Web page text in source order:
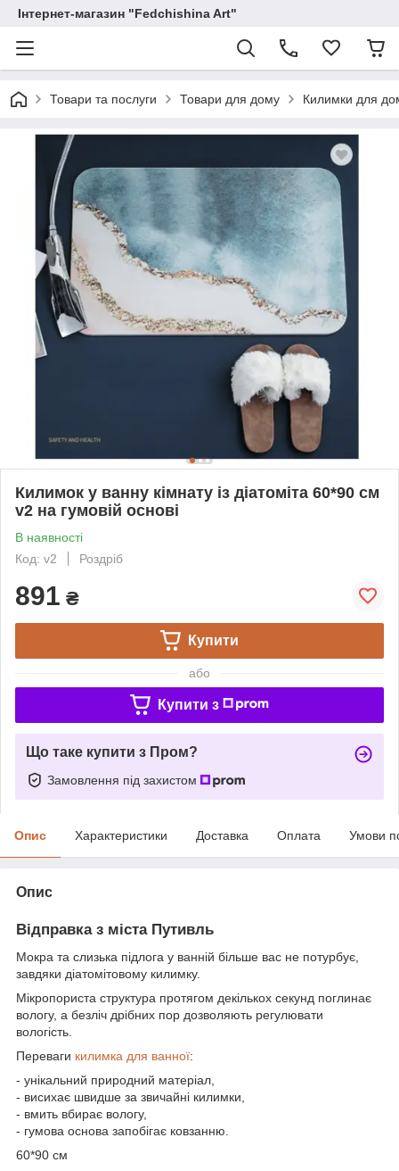
Інтернет-магазин "Fedchishina Art"
Товари та послуги Товари для дому Килимки для
Килимок у ванну кімнату із діатоміта 60*90 см
v2 на гумовій основі
В наявності
Код: v2
Роздріб
891 ₴
Купити
або
Купити з
Що таке купити з Пром?
Замовлення під захистом
Опис Характеристики Доставка Оплата Умови
Опис
Відправка з міста Путивль
Мокра та слизька підлога у ванній більше вас не потурбує,
завдяки діатомітовому килимку.
Мікропориста структура протягом декількох секунд поглинає
вологу, а безліч дрібних пор дозволяють регулювати
вологість.
Переваги килимка для ванної:
- унікальний природний матеріал,
- висихає швидше за звичайні килимки,
- вмить вбирає вологу,
- гумова основа запобігає ковзанню.
60*90 см